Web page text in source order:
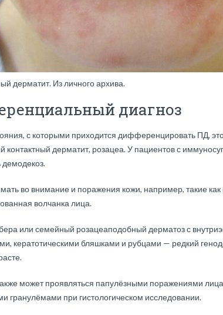
дерматит. Из личного архива.
диагноз
с которыми приходится дифференцировать ПД,
контактный дерматит, розацеа. У пациентов с
демодекоз.
во внимание и поражения кожи, например, такие
волчанка лица.
или семейный розацеаподобный дерматоз с
кератотическими бляшками и рубцами — редкий
может проявляться папулёзными поражениями
гранулёмами при гистологическом исследовании.